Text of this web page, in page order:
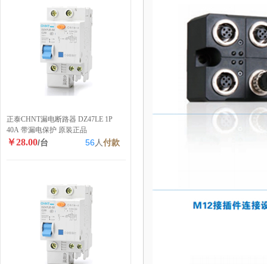
正泰CHNT漏电断路器 DZ47LE 1P
40A 带漏电保护 原装正品
￥28.00/台 56人付款